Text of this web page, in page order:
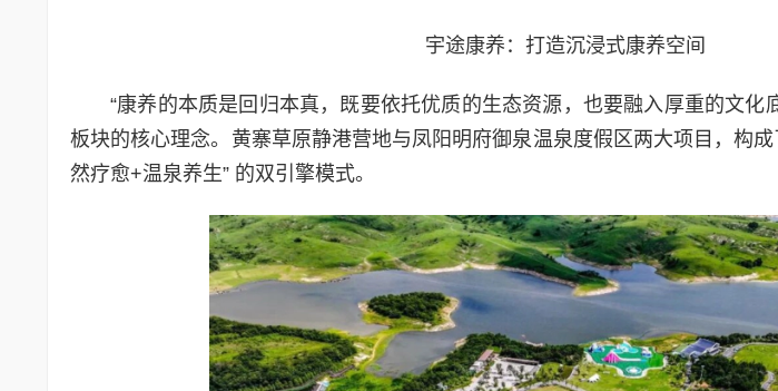
宇途康养：打造沉浸式康养空间
“康养的本质是回归本真，既要依托优质的生态资源，也要融入厚重的文化
板块的核心理念。黄寨草原静港营地与凤阳明府御泉温泉度假区两大项目，构成
然疗愈+温泉养生” 的双引擎模式。